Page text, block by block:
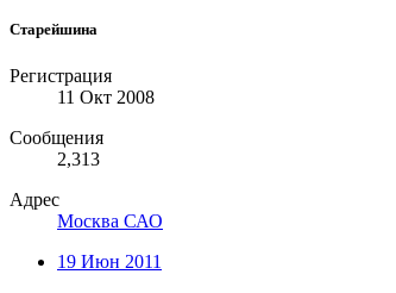
Старейшина
Регистрация
11 Окт 2008
Сообщения
2,313
Адрес
Москва САО
19 Июн 2011